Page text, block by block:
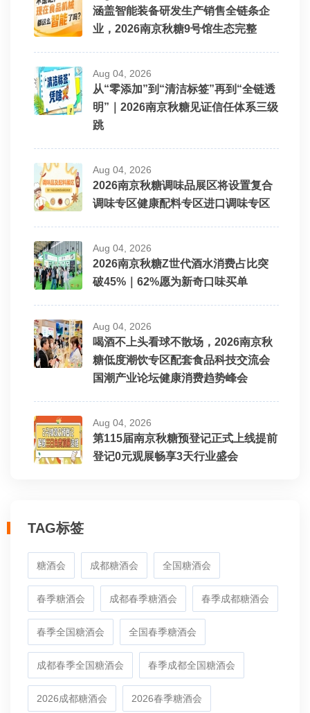
涵盖智能装备研发生产销售全链条企
业，2026南京秋糖9号馆生态完整
Aug 04, 2026
从“零添加”到“清洁标签”再到“全链透
明”｜2026南京秋糖见证信任体系三级
跳
Aug 04, 2026
2026南京秋糖调味品展区将设置复合
调味专区健康配料专区进口调味专区
Aug 04, 2026
2026南京秋糖Z世代酒水消费占比突
破45%｜62%愿为新奇口味买单
Aug 04, 2026
喝酒不上头看球不散场，2026南京秋
糖低度潮饮专区配套食品科技交流会
国潮产业论坛健康消费趋势峰会
Aug 04, 2026
第115届南京秋糖预登记正式上线提前
登记0元观展畅享3天行业盛会
TAG标签
糖酒会 成都糖酒会 全国糖酒会
春季糖酒会 成都春季糖酒会 春季成都糖酒会
春季全国糖酒会 全国春季糖酒会
成都春季全国糖酒会 春季成都全国糖酒会
2026成都糖酒会 2026春季糖酒会